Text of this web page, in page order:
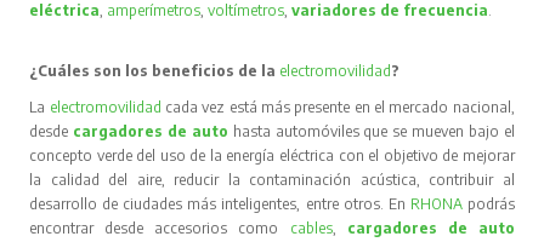
eléctrica, amperímetros,voltímetros,variadores de frecuencia.
¿Cuáles son los beneficios de la electromovilidad ?
La electromovilidad cada vez está más presente en el mercado nacional,
desde cargadores de auto hasta automóviles que se mueven bajo el
concepto verde del uso de la energía eléctrica con el objetivo de mejorar
la calidad del aire, reducir la contaminación acústica, contribuir al
desarrollo de ciudades más inteligentes, entre otros. En RHONA podrás
encontrar desde accesorios como cables, cargadores de auto